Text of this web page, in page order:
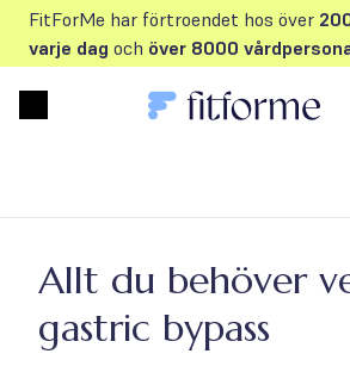
FitForMe har förtroendet hos över
varje dag och över 8000
Allt du behöver
gastric bypass